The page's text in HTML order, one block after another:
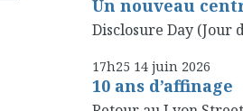
Un nouveau
Disclosure Day (Jour
17h25 14 juin 2026
10 ans d’affinage